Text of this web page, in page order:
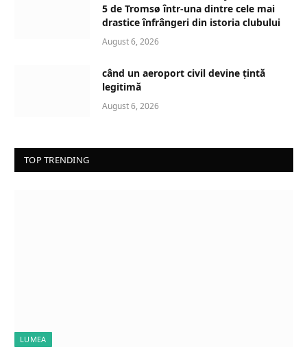
5 de Tromsø într-una dintre cele mai
drastice înfrângeri din istoria clubului
August 6, 2026
când un aeroport civil devine țintă
legitimă
August 6, 2026
TOP TRENDING
LUMEA